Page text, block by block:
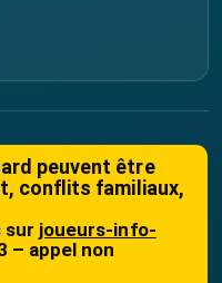
peuvent être
conflits familiaux,
sur joueurs-info-
– appel non